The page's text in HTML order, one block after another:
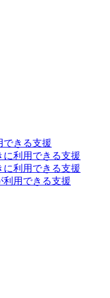
できる支援
利用できる支援
利用できる支援
利用できる支援